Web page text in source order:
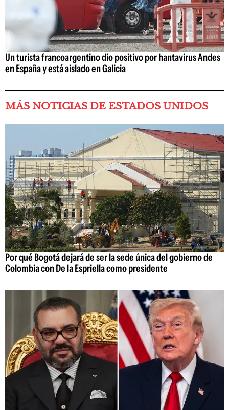
Un turista francoargentino dio positivo por hantavirus Andes
en España y está aislado en Galicia
MÁS NOTICIAS DE ESTADOS UNIDOS
Por qué Bogotá dejará de ser la sede única del gobierno de
Colombia con De la Espriella como presidente